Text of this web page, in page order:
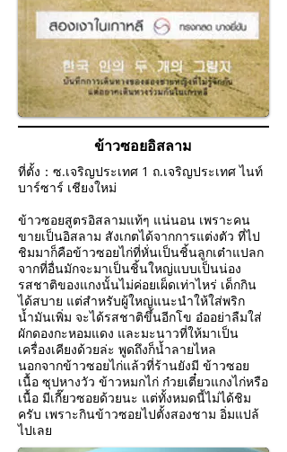
ข้าวซอยอิสลาม
ที่ตั้ง： ซ.เจริญประเทศ 1 ถ.เจริญประเทศ ไนท์
บาร์ซาร์ เชียงใหม่
ข้าวซอยสูตรอิสลามแท้ๆ แน่นอน เพราะคน
ขายเป็นอิสลาม สังเกตได้จากการแต่งตัว ที่ไป
ชิมมาก็คือข้าวซอยไก่ที่หั่นเป็นชิ้นลูกเต๋าแปลก
จากที่อื่นมักจะมาเป็นชิ้นใหญ่แบบเป็นน่อง
รสชาติของแกงนั้นไม่ค่อยเผ็ดเท่าไหร่ เด็กกิน
ได้สบาย แต่สำหรับผู้ใหญ่แนะนำให้ใส่พริก
น้ำมันเพิ่ม จะได้รสชาติขึ้นอีกโข อ๋ออย่าลืมใส่
ผักดองกะหอมแดง และมะนาวที่ให้มาเป็น
เครื่องเคียงด้วยล่ะ พูดถึงก็น้ำลายไหล
นอกจากข้าวซอยไก่แล้วที่ร้านยังมี ข้าวซอย
เนื้อ ซุปหางวัว ข้าวหมกไก่ ก๋วยเตี๋ยวแกงไก่หรือ
เนื้อ มีเกี๊ยวซอยด้วยนะ แต่ทั้งหมดนี้ไม่ได้ชิม
ครับ เพราะกินข้าวซอยไปตั้งสองชาม อิ่มแปล้
ไปเลย